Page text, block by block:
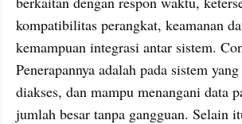
kompatibilitas perangkat, keamanan
kemampuan integrasi antar sistem.
Penerapannya adalah pada sistem
diakses, dan mampu menangani data
jumlah besar tanpa gangguan. Selain